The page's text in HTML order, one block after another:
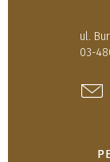
ul.
03-